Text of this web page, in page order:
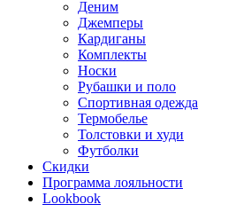
Деним
Джемперы
Кардиганы
Комплекты
Носки
Рубашки и поло
Спортивная одежда
Термобелье
Толстовки и худи
Футболки
Скидки
Программа лояльности
Lookbook